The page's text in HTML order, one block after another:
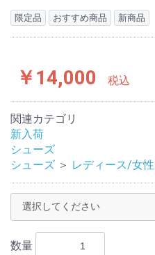
限定品 おすすめ商品 新商品
￥14,000 税込
関連カテゴリ
新入荷
シューズ
シューズ ＞ レディース/女
数量